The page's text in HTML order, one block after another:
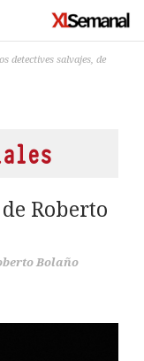
detectives salvajes, de
Roberto
Bolaño